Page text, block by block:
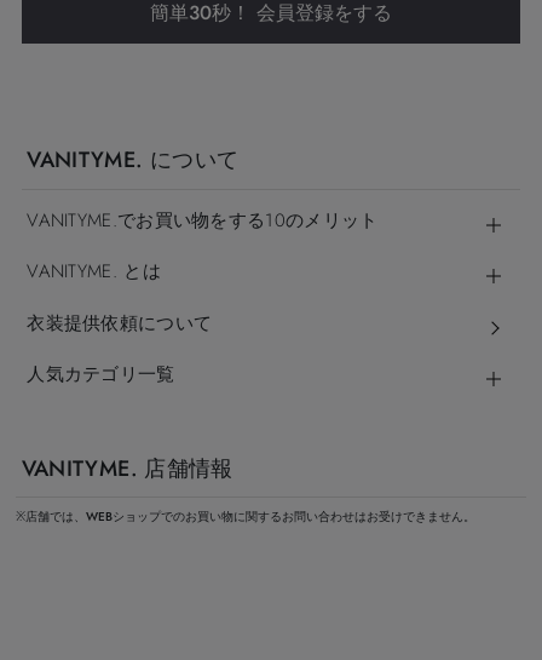
簡単30秒！ 会員登録をする
VANITYME. について
VANITYME.でお買い物をする10のメリット
VANITYME. とは
衣装提供依頼について
人気カテゴリ一覧
VANITYME. 店舗情報
※店舗では、WEBショップでのお買い物に関するお問い合わせはお受けできません。